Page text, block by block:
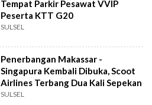
Tempat Parkir Pesawat VVIP
Peserta KTT G20
SULSEL
Penerbangan Makassar -
Singapura Kembali Dibuka, Scoot
Airlines Terbang Dua Kali Sepekan
SULSEL